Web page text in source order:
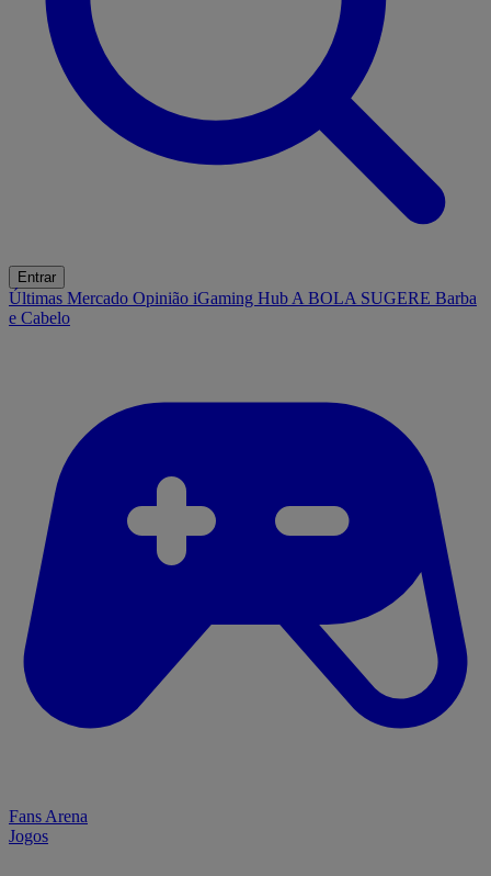
Entrar
Últimas Mercado Opinião iGaming Hub A BOLA SUGERE Barba
e Cabelo
Fans Arena
Jogos